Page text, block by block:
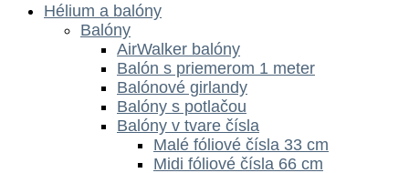
Hélium a balóny
Balóny
AirWalker balóny
Balón s priemerom 1 meter
Balónové girlandy
Balóny s potlačou
Balóny v tvare čísla
Malé fóliové čísla 33 cm
Midi fóliové čísla 66 cm